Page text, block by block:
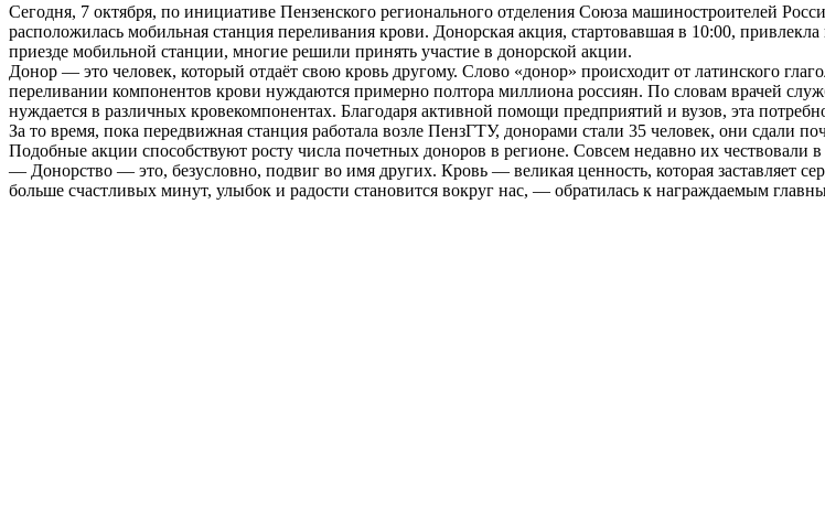
Сегодня, 7 октября, по инициативе Пензенского регионального отделения Союза машиностроителей
расположилась мобильная станция переливания крови. Донорская акция, стартовавшая в 10:00,
приезде мобильной станции, многие решили принять участие в донорской акции.
Донор — это человек, который отдаёт свою кровь другому. Слово «донор» происходит от латинского
переливании компонентов крови нуждаются примерно полтора миллиона россиян. По словам врачей
нуждается в различных кровекомпонентах. Благодаря активной помощи предприятий и вузов, эта
За то время, пока передвижная станция работала возле ПензГТУ, донорами стали 35 человек, они сдали
Подобные акции способствуют росту числа почетных доноров в регионе. Совсем недавно их чествовали
— Донорство — это, безусловно, подвиг во имя других. Кровь — великая ценность, которая заставляет
больше счастливых минут, улыбок и радости становится вокруг нас, — обратилась к награждаемым